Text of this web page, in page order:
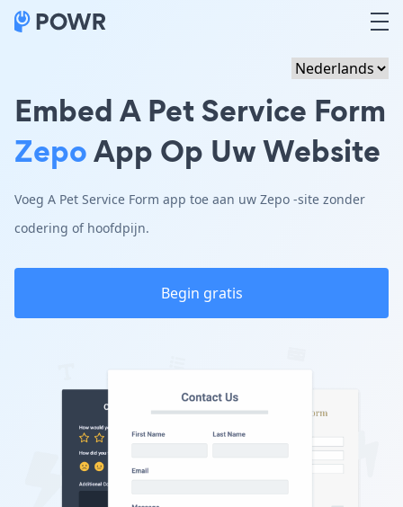
Embed A Pet Service Form
ZepoApp Op Uw Website
Voeg A Pet Service Form app toe aan uw Zepo -site zonder
codering of hoofdpijn.
Begin gratis